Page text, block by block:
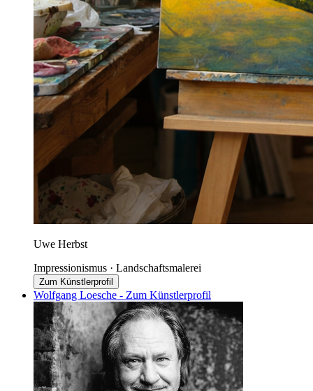
Uwe Herbst
Impressionismus · Landschaftsmalerei
Zum Künstlerprofil
Wolfgang Loesche - Zum Künstlerprofil